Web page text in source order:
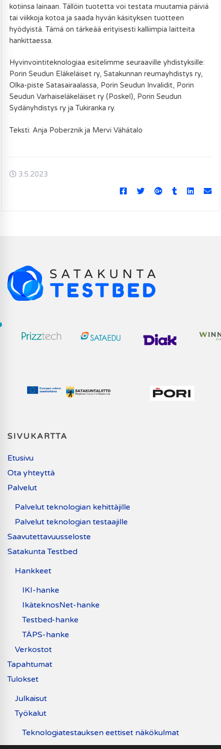
kotiinsa lainaan. Tällöin tuotetta voi testata muutamia päiviä
tai viikkoja kotoa ja saada hyvän käsityksen tuotteen
hyödyistä. Tämä on tärkeää erityisesti kalliimpia laitteita
hankittaessa.
Hyvinvointiteknologiaa esitelimme seuraaville yhdistyksille:
Porin Seudun Eläkeläiset ry, Satakunnan reumayhdistys ry,
Olka-piste Satasairaalassa, Porin Seudun Invalidit, Porin
Seudun Varhaiseläkeläiset ry (Poskel), Porin Seudun
Sydänyhdistys ry ja Tukiranka ry.
Teksti: Anja Poberznik ja Mervi Vähätalo
3.5.2023
SIVUKARTTA
Etusivu
Ota yhteyttä
Palvelut
Palvelut teknologian kehittäjille
Palvelut teknologian testaajille
Saavutettavuusseloste
Satakunta Testbed
Hankkeet
IKI-hanke
IkäteknosNet-hanke
Testbed-hanke
TÄPS-hanke
Verkostot
Tapahtumat
Tulokset
Julkaisut
Työkalut
Teknologiatestauksen eettiset näkökulmat